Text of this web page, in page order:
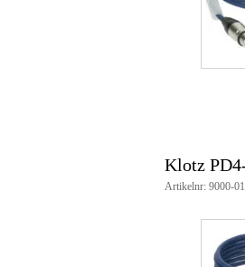
Klotz
Artikelnr: 9000-